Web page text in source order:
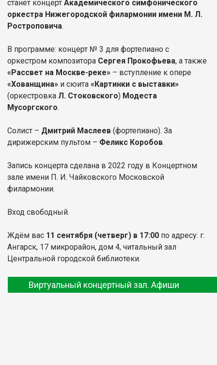
станет концерт Академического симфонического
оркестра Нижегородской филармонии имени М. Л.
Ростроповича.
В программе: концерт № 3 для фортепиано с
оркестром композитора Сергея Прокофьева, а также
«Рассвет на Москве-реке» – вступление к опере
«Хованщина» и сюита «Картинки с выставки»
(оркестровка Л. Стоковского) Модеста
Мусоргского.
Солист – Дмитрий Маслеев (фортепиано). За
дирижерским пультом – Феликс Коробов.
Запись концерта сделана в 2022 году в Концертном
зале имени П. И. Чайковского Московской
филармонии.
Вход свободный.
Ждём вас 11 сентября (четверг) в 17:00 по адресу: г.
Ангарск, 17 микрорайон, дом 4, читальный зал
Центральной городской библиотеки.
Виртуальный концертный зал. Афиши